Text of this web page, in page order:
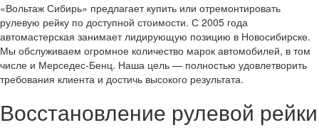
«Вольтаж Сибирь» предлагает купить или отремонтировать
рулевую рейку по доступной стоимости. С 2005 года
автомастерская занимает лидирующую позицию в Новосибирске.
Мы обслуживаем огромное количество марок автомобилей, в том
числе и Мерседес-Бенц. Наша цель — полностью удовлетворить
требования клиента и достичь высокого результата.
Восстановление рулевой рейки